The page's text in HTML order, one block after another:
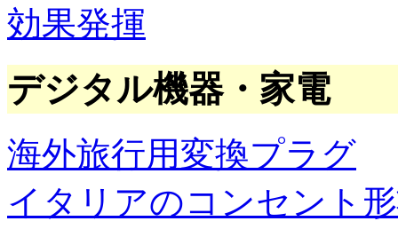
効果発揮
デジタル機器・家電
海外旅行用変換プラグ
イタリアのコンセント